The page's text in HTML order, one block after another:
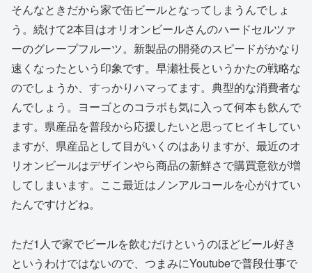
そんなときだから家で缶ビールとなってしまうんでしょ
う。続けて2本目はオリオンビールさんのハードセルツァ
ーのグレープフルーツ。新製品の開発のスピードがかなり
速くなったという印象です。早瀬社長というかたの戦略な
のでしょうか、すっかりハマってます。典型的な消費者な
んでしょう。ヨーゴとのコラボも気に入って何本も飲んで
ます。県産品を普段から応援したいと思ってヒイキしてい
ますが、県産品として目がいくのはありますが、最近のオ
リオンビールはデザインやら商品の新鮮さで購買意欲が増
してしまいます。ここ最近はノンアルコールを心がけてい
たんですけどね。
ただ1人で家でビールを飲むだけというのほどビール好き
というわけではないので、つまみにYoutubeで普段仕事で